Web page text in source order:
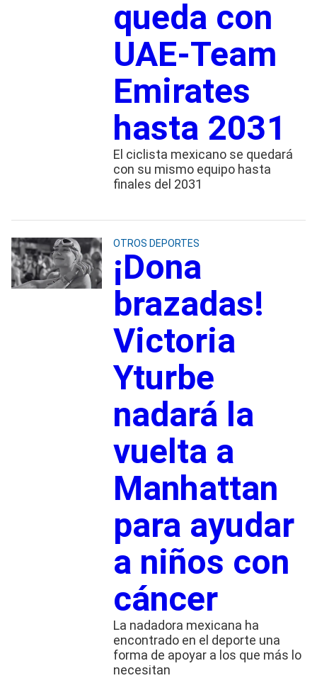
queda con
UAE-Team
Emirates
hasta 2031
El ciclista mexicano se quedará
con su mismo equipo hasta
finales del 2031
OTROS DEPORTES
¡Dona
brazadas!
Victoria
Yturbe
nadará la
vuelta a
Manhattan
para ayudar
a niños con
cáncer
La nadadora mexicana ha
encontrado en el deporte una
forma de apoyar a los que más lo
necesitan